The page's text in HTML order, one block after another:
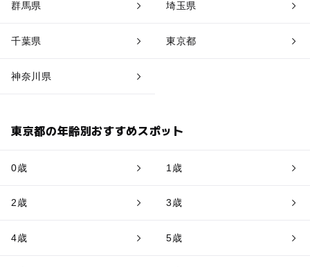
群馬県 埼玉県
千葉県 東京都
神奈川県
東京都の年齢別おすすめスポット
0歳 1歳
2歳 3歳
4歳 5歳